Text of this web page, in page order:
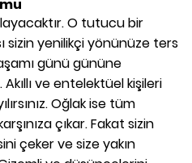
O tutucu bir
sizin yenilikçi yönünüze ters
günü gününe
ve entelektüel kişileri
Oğlak ise tüm
çıkar. Fakat sizin
çeker ve size yakın